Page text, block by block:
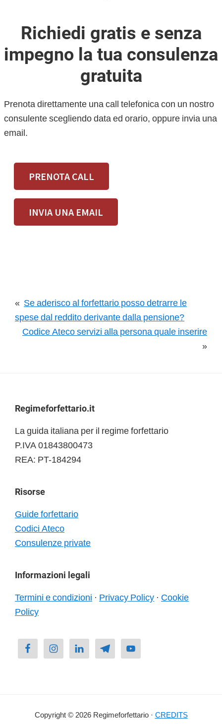
Richiedi gratis e senza
impegno la tua consulenza
gratuita
Prenota direttamente una call telefonica con un nostro
consulente scegliendo data ed orario, oppure invia una
email.
PRENOTA CALL
INVIA UNA EMAIL
« Se aderisco al forfettario posso detrarre le
spese dal reddito derivante dalla pensione?
Codice Ateco servizi alla persona quale inserire
»
Footer
Regimeforfettario.it
La guida italiana per il regime forfettario
P.IVA 01843800473
REA: PT-184294
Risorse
Guide forfettario
Codici Ateco
Consulenze private
Informazioni legali
Termini e condizioni · Privacy Policy · Cookie
Policy
Copyright © 2026 Regimeforfettario · CREDITS